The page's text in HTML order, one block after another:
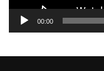
00:00